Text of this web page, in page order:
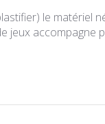
le matériel
jeux accompagne